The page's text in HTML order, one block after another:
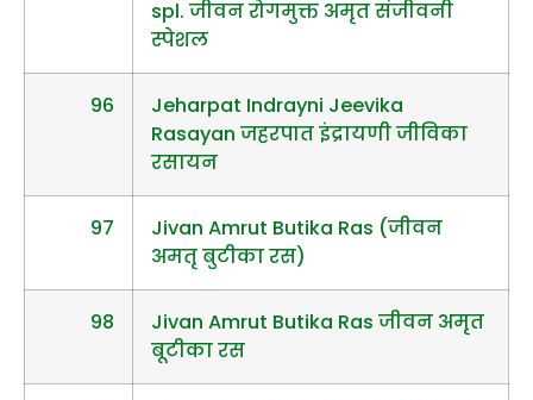
spl. जीवन रोगमुक्त अमृत संजीवनी
स्पेशल
96
Jeharpat Indrayni Jeevika
Rasayan जहरपात इंद्रायणी जीविका
रसायन
97
Jivan Amrut Butika Ras (जीवन
अमतृ बुटीका रस)
98
Jivan Amrut Butika Ras जीवन अमृत
बूटीका रस